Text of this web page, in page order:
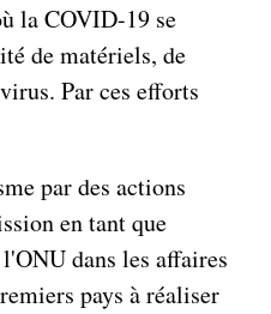
la COVID-19 se
de matériels, de
Par ces efforts
par des actions
en tant que
dans les affaires
pays à réaliser